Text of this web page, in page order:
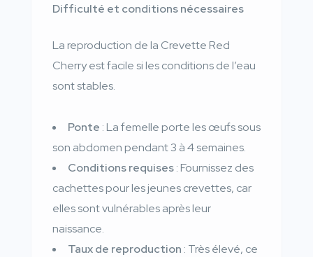
Difficulté et conditions nécessaires
La reproduction de la Crevette Red
Cherry est facile si les conditions de l’eau
sont stables.
Ponte : La femelle porte les œufs sous
son abdomen pendant 3 à 4 semaines.
Conditions requises: Fournissez des
cachettes pour les jeunes crevettes, car
elles sont vulnérables après leur
naissance.
Taux de reproduction : Très élevé, ce